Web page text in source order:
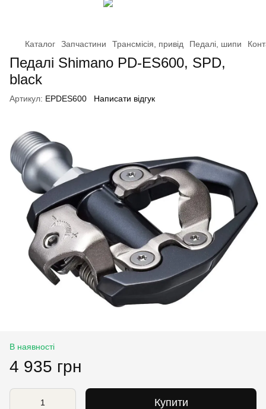
Каталог Запчастини Трансмісія, привід Педалі, шипи
Педалі Shimano PD-ES600, SPD,
black
Артикул: EPDES600 Написати відгук
В наявності
4 935 грн
Купити